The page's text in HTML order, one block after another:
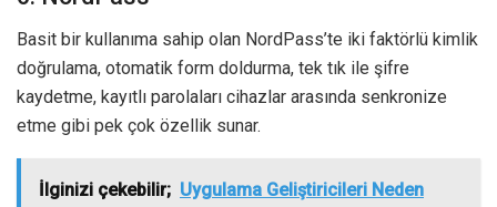
Basit bir kullanıma sahip olan NordPass’te iki faktörlü kimlik
doğrulama, otomatik form doldurma, tek tık ile şifre
kaydetme, kayıtlı parolaları cihazlar arasında senkronize
etme gibi pek çok özellik sunar.
İlginizi çekebilir; Uygulama Geliştiricileri Neden